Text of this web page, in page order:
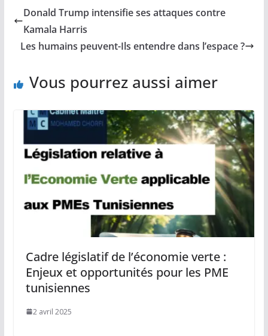
Donald Trump intensifie ses attaques contre
Kamala Harris
Les humains peuvent-Ils entendre dans l’espace ?
Vous pourrez aussi aimer
Cadre législatif de l’économie verte :
Enjeux et opportunités pour les PME
tunisiennes
2 avril 2025